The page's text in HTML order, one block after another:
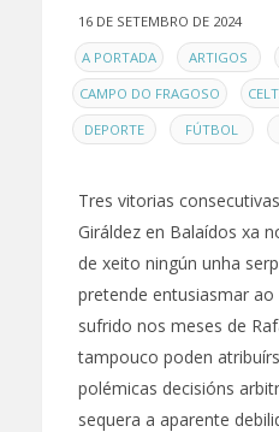
16 DE SETEMBRO DE 2024
ENA PORTADA , ARTIGOS ,
CAMPO DO FRAGOSO ,
DEPORTE , FÚTBOL ,
Tres vitorias
Giráldez en Balaídos xa
de xeito ningún unha
pretende entusiasmar
sufrido nos meses de
tampouco poden
polémicas decisións
sequera a aparente